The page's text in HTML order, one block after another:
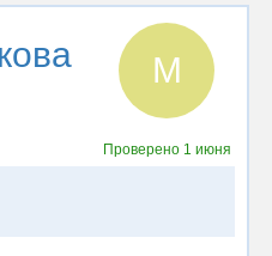
М
Проверено 1 июня